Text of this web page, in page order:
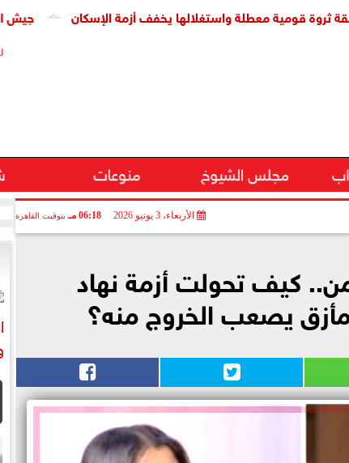
جيش الاحتلال: مقتل جنديين معطلة واستغلالها يخفف أزمة الإسكان
مجلس الشيوخ منوعات
الأربعاء، 3 يونيو 2026 06:18 مـ بتوقيت القاهرة
كيف تحولت أزمة نهاد
يصعب الخروج منه؟